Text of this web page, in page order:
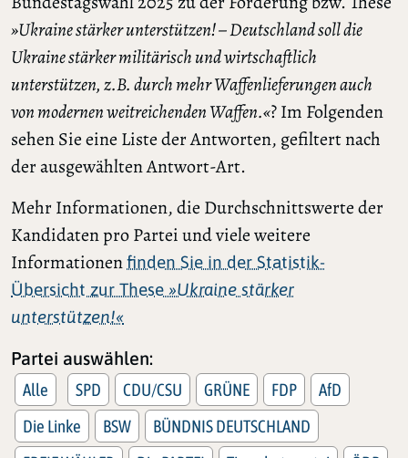
»Ukraine stärker unterstützen! – Deutschland soll die
Ukraine stärker militärisch und wirtschaftlich
unterstützen, z.B. durch mehr Waffenlieferungen auch
von modernen weitreichenden Waffen.«? Im Folgenden
sehen Sie eine Liste der Antworten, gefiltert nach
der ausgewählten Antwort-Art.
Mehr Informationen, die Durchschnittswerte der
Kandidaten pro Partei und viele weitere
Informationenfinden Sie in der Statistik-
Übersicht zur These »Ukraine stärker
unterstützen!«
Partei auswählen:
Alle SPD CDU/CSU GRÜNE FDP
AfD
Die Linke
BSW
BÜNDNIS DEUTSCHLAND